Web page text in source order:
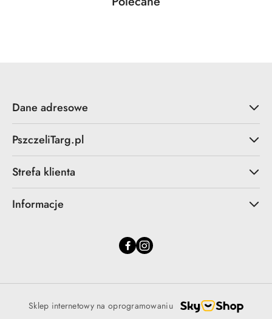
Pomiń karuzelę produktów
Dane adresowe
PszczeliTarg.pl
Strefa klienta
Informacje
Sklep internetowy na oprogramowaniu